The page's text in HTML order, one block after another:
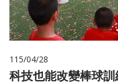
115/04/28
科技也能改變棒球